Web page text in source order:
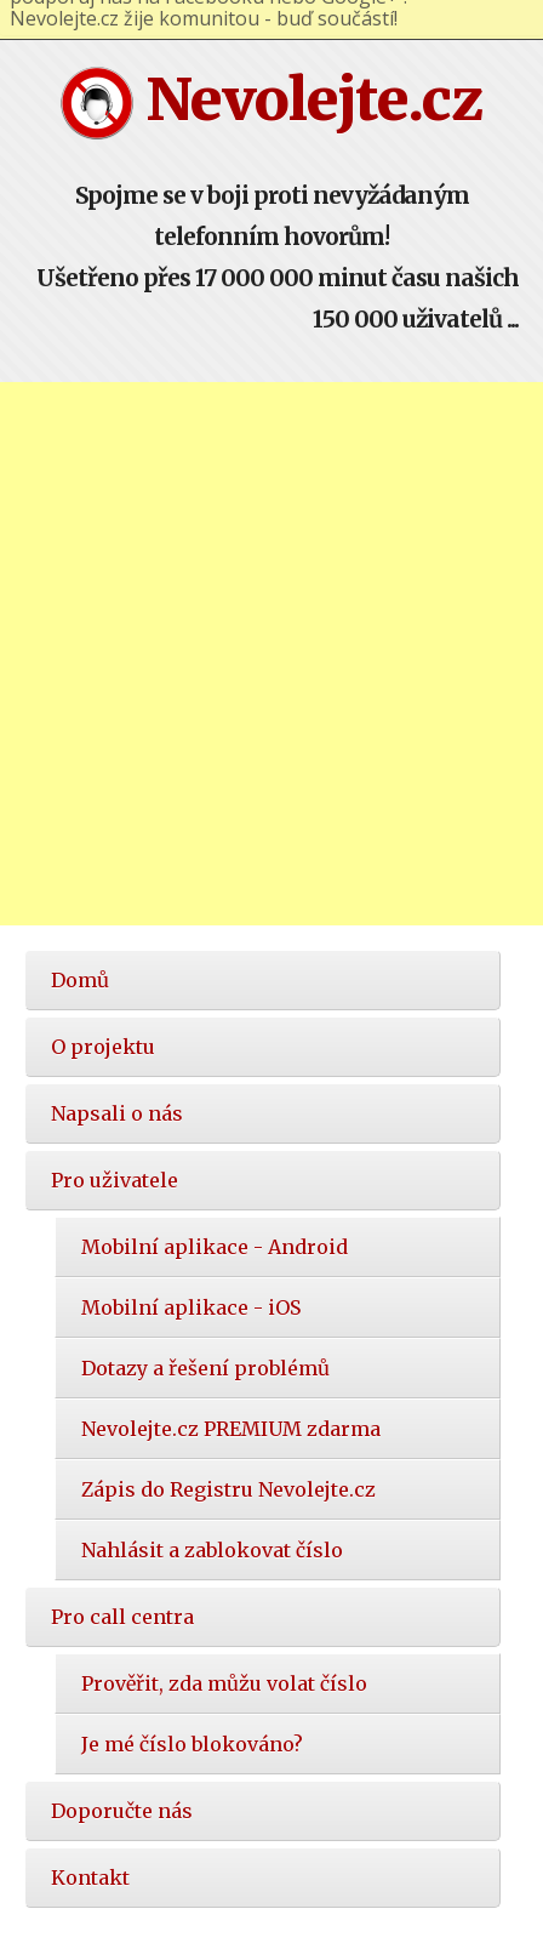
Nevolejte.cz
Spojme se v boji proti nevyžádaným
telefonním hovorům!
Ušetřeno přes 17 000 000 minut času našich
150 000 uživatelů ...
Hlavní
nabídka
Domů
O projektu
Napsali o nás
Pro uživatele
Mobilní aplikace - Android
Mobilní aplikace - iOS
Dotazy a řešení problémů
Nevolejte.cz PREMIUM zdarma
Zápis do Registru Nevolejte.cz
Nahlásit a zablokovat číslo
Pro call centra
Prověřit, zda můžu volat číslo
Je mé číslo blokováno?
Doporučte nás
Kontakt
podporuj nás na Facebooku nebo Google+ !
Nevolejte.cz žije komunitou - buď součástí!